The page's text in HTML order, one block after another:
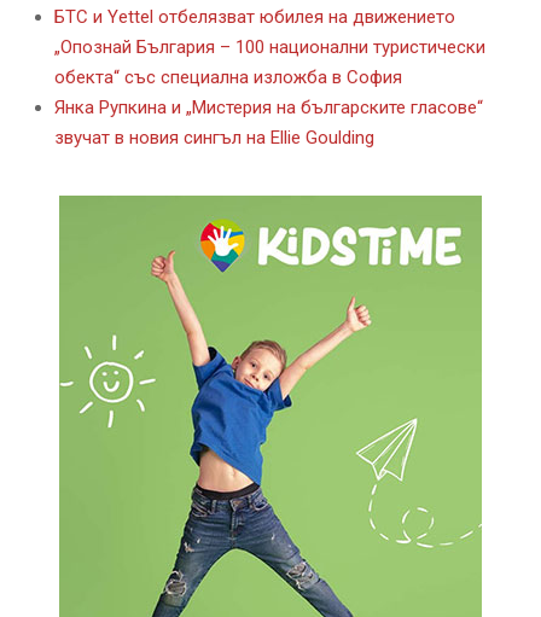
БТС и Yettel отбелязват юбилея на движението
„Опознай България – 100 национални туристически
обекта“ със специална изложба в София
Янка Рупкина и „Мистерия на българските гласове“
звучат в новия сингъл на Ellie Goulding